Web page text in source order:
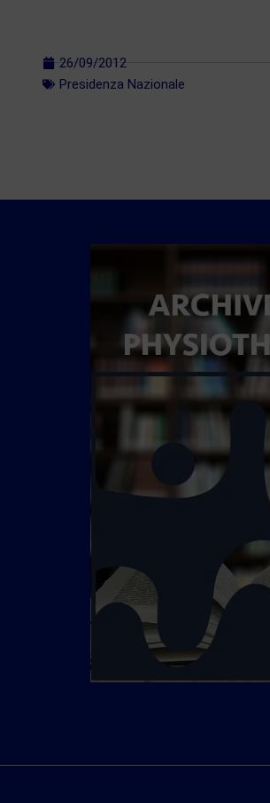
26/09/2012
Presidenza Nazionale